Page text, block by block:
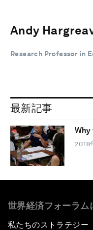
Andy
Research Professor in
最新記事
2018
世界経済フォーラム
私たちのストラテジー